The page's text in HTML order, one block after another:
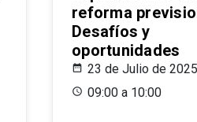
reforma
Desafíos y
oportunidades
23 de Julio de 2025
09:00 a 10:00